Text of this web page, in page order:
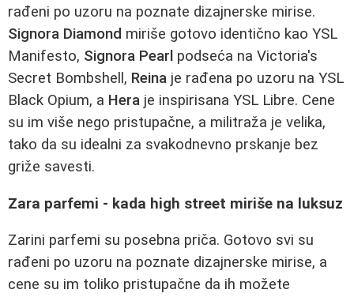
rađeni po uzoru na poznate dizajnerske mirise.
Signora Diamond miriše gotovo identično kao YSL
Manifesto, Signora Pearl podseća na Victoria's
Secret Bombshell, Reina je rađena po uzoru na YSL
Black Opium, a Hera je inspirisana YSL Libre. Cene
su im više nego pristupačne, a militraža je velika,
tako da su idealni za svakodnevno prskanje bez
griže savesti.
Zara parfemi - kada high street miriše na luksuz
Zarini parfemi su posebna priča. Gotovo svi su
rađeni po uzoru na poznate dizajnerske mirise, a
cene su im toliko pristupačne da ih možete